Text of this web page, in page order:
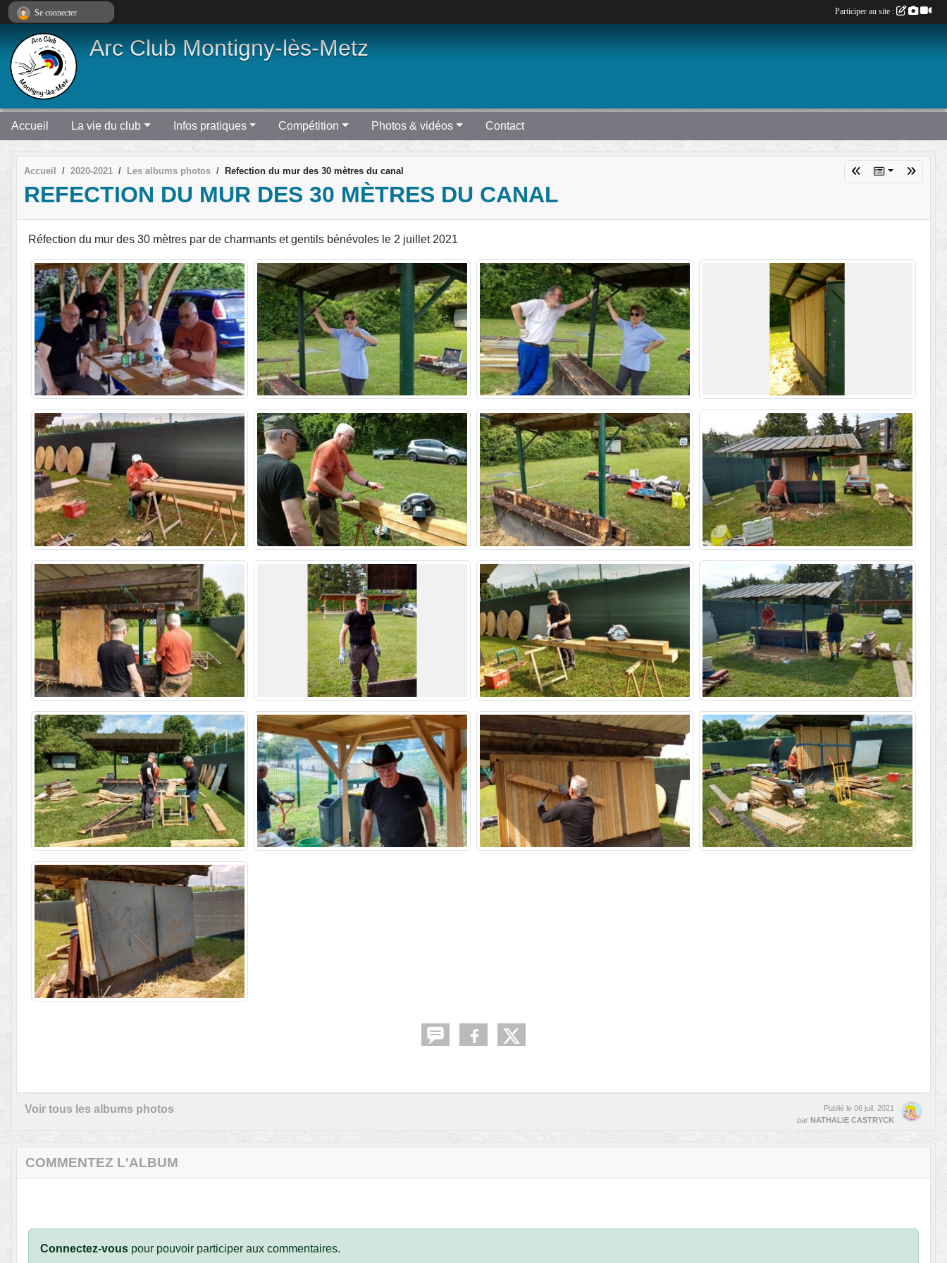
Arc Club Montigny-lès-Metz
Accueil La vie du club Infos pratiques Compétition Photos & vidéos Contact
Accueil 2020-2021 Les albums photos Refection du mur des 30 mètres du canal
REFECTION DU MUR DES 30 MÈTRES DU CANAL
Réfection du mur des 30 mètres par de charmants et gentils bénévoles le 2 juillet 2021
Voir tous les albums photos Publié le 06 juil. 2021
par NATHALIE CASTRYCK
COMMENTEZ L'ALBUM
Connectez-vous pour pouvoir participer aux commentaires.
Se connecter Participer au site :
Panneau de gestion des cookies